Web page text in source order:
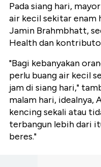
Pada siang hari,
air kecil sekitar enam
Jamin Brahmbhatt,
Health dan
"Bagi kebanyakan
perlu buang air kecil
jam di siang hari,"
malam hari, idealnya,
kencing sekali atau
terbangun lebih dari
beres."